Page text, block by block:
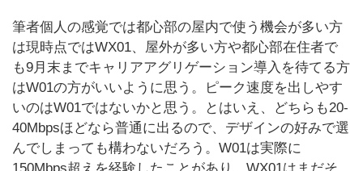
筆者個人の感覚では都心部の屋内で使う機会が多い方
は現時点ではWX01、屋外が多い方や都心部在住者で
も9月末までキャリアアグリゲーション導入を待てる方
はW01の方がいいように思う。ピーク速度を出しやす
いのはW01ではないかと思う。とはいえ、どちらも20-
40Mbpsほどなら普通に出るので、デザインの好みで選
んでしまっても構わないだろう。W01は実際に